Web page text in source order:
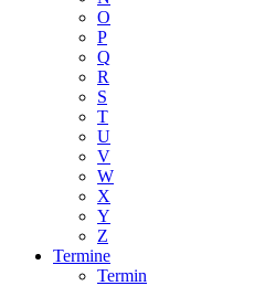
O
P
Q
R
S
T
U
V
W
X
Y
Z
Termine
Termin